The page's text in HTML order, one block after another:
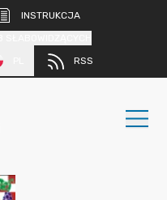
INSTRUKCJA
RSS